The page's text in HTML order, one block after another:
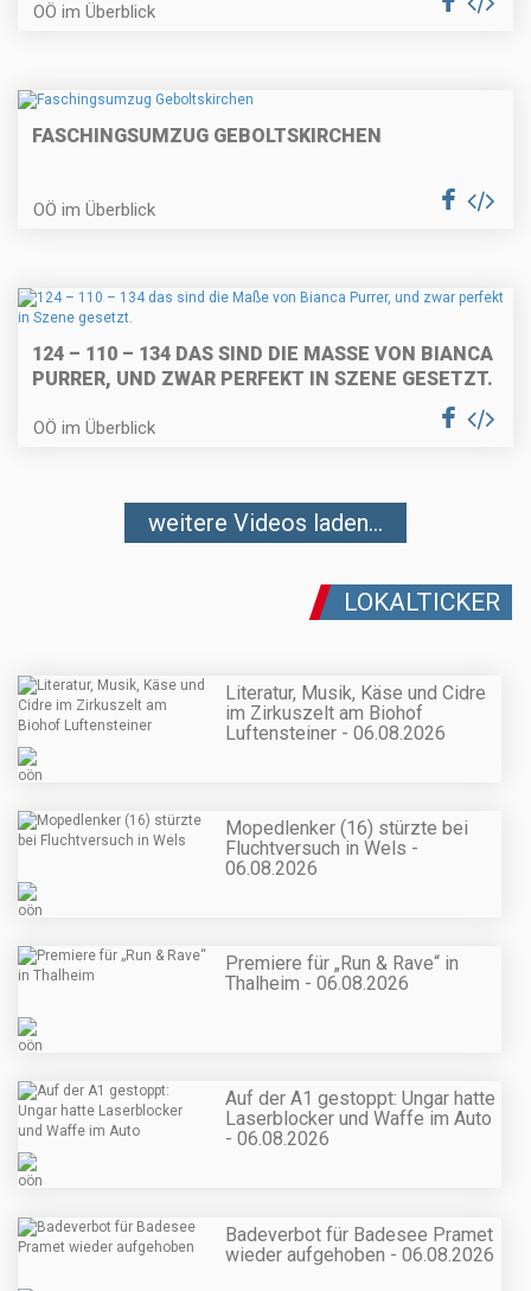
OÖ im Überblick
FASCHINGSUMZUG GEBOLTSKIRCHEN
OÖ im Überblick
124 – 110 – 134 DAS SIND DIE MASSE VON BIANCA P
URRER, UND ZWAR PERFEKT IN SZENE GESETZT.
OÖ im Überblick
weitere Videos laden...
LOKALTICKER
Literatur, Musik, Käse und Cidre
im Zirkuszelt am Biohof
Luftensteiner - 06.08.2026
Mopedlenker (16) stürzte bei
Fluchtversuch in Wels -
06.08.2026
Premiere für „Run & Rave“ in
Thalheim - 06.08.2026
Auf der A1 gestoppt: Ungar hatte
Laserblocker und Waffe im Auto
- 06.08.2026
Badeverbot für Badesee Pramet
wieder aufgehoben - 06.08.2026